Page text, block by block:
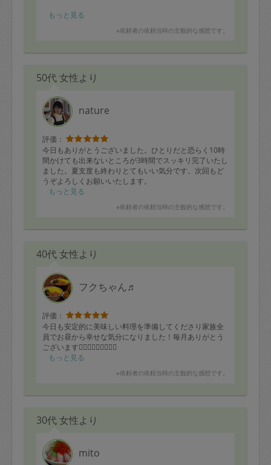
子どもチェストや洗濯物まで整えていただき、全体的に
またお願いしたいです。
もっと見る
※依頼者の依頼当時の主観的な感想です。
50代 女性より
nature
評価：
今日もありがとうございました。ひとりだと恐らく10時
間かけても出来ないところが3時間でスッキリ完了いたし
ました。夏支度も終わりとてもいい気分です。次回もど
うぞよろしくお願いいたします。
もっと見る
※依頼者の依頼当時の主観的な感想です。
40代 女性より
フクちゃん♬
評価：
今日も安定的に美味しい料理を準備してくださり家族全
員でお昼から幸せな気分になりました！毎月ありがとう
ございます🙇🏻‍♀️🙇🏻‍♀️🙇🏻‍♀️
もっと見る
※依頼者の依頼当時の主観的な感想です。
30代 女性より
mito